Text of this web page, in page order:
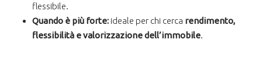
flessibile.
Quando è più forte:ideale per chi cerca rendimento,
flessibilità e valorizzazione dell’immobile.